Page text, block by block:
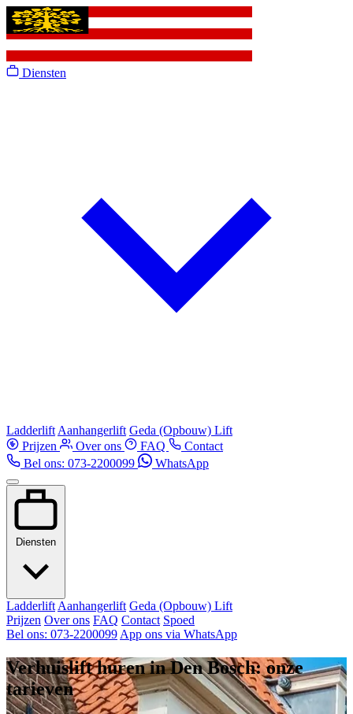
Diensten
Ladderlift Aanhangerlift Geda (Opbouw) Lift
Prijzen
Over ons FAQ
Contact
Bel ons: 073-2200099
WhatsApp
Diensten
Ladderlift Aanhangerlift Geda (Opbouw) Lift
Prijzen Over ons FAQ Contact Spoed
Bel ons: 073-2200099 App ons via WhatsApp
Verhuislift huren in Den Bosch: onze
tarieven